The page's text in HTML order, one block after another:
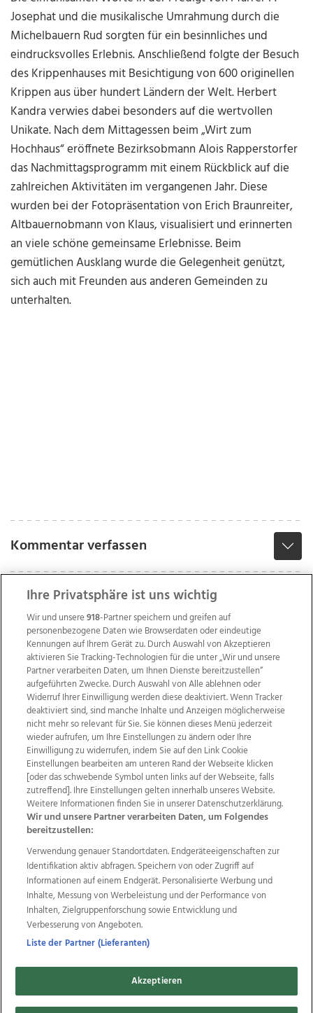
Josephat und die musikalische Umrahmung durch die
Michelbauern Rud sorgten für ein besinnliches und
eindrucksvolles Erlebnis. Anschließend folgte der Besuch
des Krippenhauses mit Besichtigung von 600 originellen
Krippen aus über hundert Ländern der Welt. Herbert
Kandra verwies dabei besonders auf die wertvollen
Unikate. Nach dem Mittagessen beim „Wirt zum
Hochhaus“ eröffnete Bezirksobmann Alois Rapperstorfer
das Nachmittagsprogramm mit einem Rückblick auf die
zahlreichen Aktivitäten im vergangenen Jahr. Diese
wurden bei der Fotopräsentation von Erich Braunreiter,
Altbauernobmann von Klaus, visualisiert und erinnerten
an viele schöne gemeinsame Erlebnisse. Beim
gemütlichen Ausklang wurde die Gelegenheit genützt,
sich auch mit Freunden aus anderen Gemeinden zu
unterhalten.
Kommentar verfassen
Wir über uns Mediadaten Kontakt
Jobs
Datenschutz
Impressum
AGB Anzeigekunden
AGB Website
Ehrenkodex Politische Werbung
Weitere Angebote des Medienhauses Wimmer
TV1 di-mog-i.at OÖNow
Ischler Woche
Life Radio
OÖNachrichten
OÖN Immobilien
OÖN Karriere
OÖN Reise
Promenaden Galerien
Regionaljobs
wasistlos.at wirtrauern.at
Copyrights © 2026 Tips Zeitungs GmbH & Co KG
Ihre Privatsphäre ist uns wichtig
Wir und unsere918-Partner speichern und greifen auf
personenbezogene Daten wie Browserdaten oder eindeutige
Kennungen auf Ihrem Gerät zu. Durch Auswahl von Akzeptieren
aktivieren Sie Tracking-Technologien für die unter „Wir und unsere
Partner verarbeiten Daten, um Ihnen Dienste bereitzustellen“
aufgeführten Zwecke. Durch Auswahl von Alle ablehnen oder
Widerruf Ihrer Einwilligung werden diese deaktiviert. Wenn Tracker
deaktiviert sind, sind manche Inhalte und Anzeigen möglicherweise
nicht mehr so relevant für Sie. Sie können dieses Menü jederzeit
wieder aufrufen, um Ihre Einstellungen zu ändern oder Ihre
Einwilligung zu widerrufen, indem Sie auf den Link Cookie
Einstellungen bearbeiten am unteren Rand der Webseite klicken
[oder das schwebende Symbol unten links auf der Webseite, falls
zutreffend]. Ihre Einstellungen gelten innerhalb unseres Website.
Weitere Informationen finden Sie in unserer Datenschutzerklärung.
Wir und unsere Partner verarbeiten Daten, um Folgendes
bereitzustellen:
Verwendung genauer Standortdaten. Endgeräteeigenschaften zur
Identifikation aktiv abfragen. Speichern von oder Zugriff auf
Informationen auf einem Endgerät. Personalisierte Werbung und
Inhalte, Messung von Werbeleistung und der Performance von
Inhalten, Zielgruppenforschung sowie Entwicklung und
Verbesserung von Angeboten.
Liste der Partner (Lieferanten)
Akzeptieren